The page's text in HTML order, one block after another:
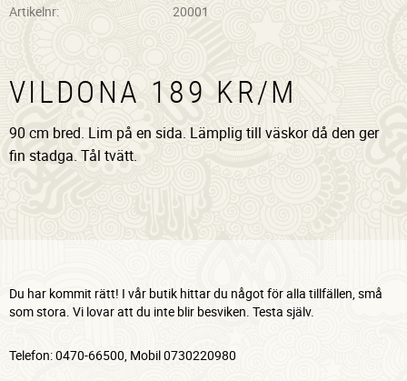
Artikelnr
20001
VILDONA 189 KR/M
90 cm bred. Lim på en sida. Lämplig till väskor då den ger
fin stadga. Tål tvätt.
Du har kommit rätt! I vår butik hittar du något för alla tillfällen, små
som stora. Vi lovar att du inte blir besviken. Testa själv.
Telefon: 0470-66500, Mobil 0730220980